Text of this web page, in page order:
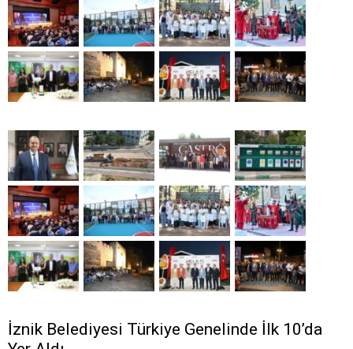
İznik Belediyesi Türkiye Genelinde İlk 10’da